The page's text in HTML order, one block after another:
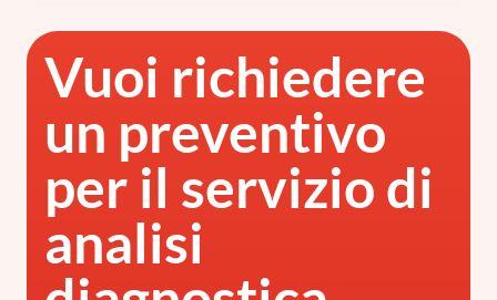
Vuoi richiedere
un preventivo
per il servizio di
analisi